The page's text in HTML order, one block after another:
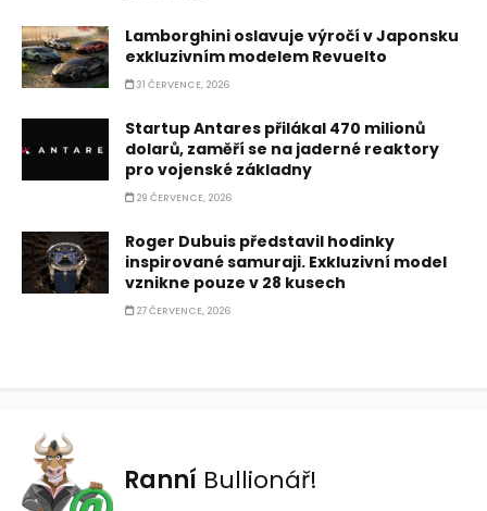
Lamborghini oslavuje výročí v Japonsku
exkluzivním modelem Revuelto
31 ČERVENCE, 2026
Startup Antares přilákal 470 milionů
dolarů, zaměří se na jaderné reaktory
pro vojenské základny
29 ČERVENCE, 2026
Roger Dubuis představil hodinky
inspirované samuraji. Exkluzivní model
vznikne pouze v 28 kusech
27 ČERVENCE, 2026
Ranní Bullionář!